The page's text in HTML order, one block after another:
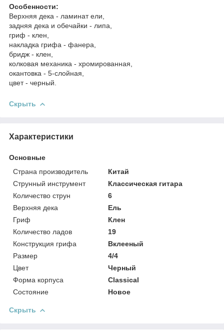
Особенности:
Верхняя дека - ламинат ели,
задняя дека и обечайки - липа,
гриф - клен,
накладка грифа - фанера,
бридж - клен,
колковая механика - хромированная,
окантовка - 5-слойная,
цвет - черный.
Скрыть
Характеристики
Основные
Страна производитель
Китай
Струнный инструмент
Классическая гитара
Количество струн
6
Верхняя дека
Ель
Гриф
Клен
Количество ладов
19
Конструкция грифа
Вклееный
Размер
4/4
Цвет
Черный
Форма корпуса
Classical
Состояние
Новое
Скрыть